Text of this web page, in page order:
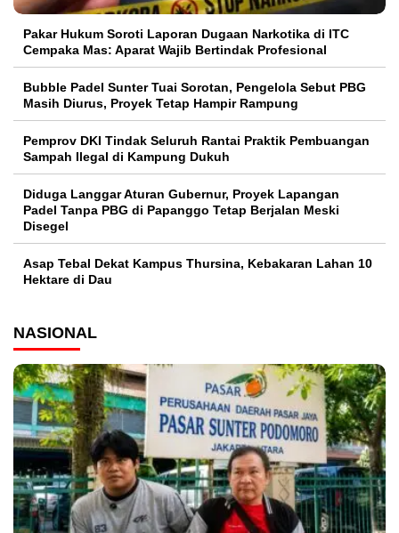
Pakar Hukum Soroti Laporan Dugaan Narkotika di ITC
Cempaka Mas: Aparat Wajib Bertindak Profesional
Bubble Padel Sunter Tuai Sorotan, Pengelola Sebut PBG
Masih Diurus, Proyek Tetap Hampir Rampung
Pemprov DKI Tindak Seluruh Rantai Praktik Pembuangan
Sampah Ilegal di Kampung Dukuh
Diduga Langgar Aturan Gubernur, Proyek Lapangan
Padel Tanpa PBG di Papanggo Tetap Berjalan Meski
Disegel
Asap Tebal Dekat Kampus Thursina, Kebakaran Lahan 10
Hektare di Dau
NASIONAL